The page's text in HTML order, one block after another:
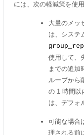
には、次の軽減策を使
大量のメッ
は、システ
使用して、
までの追加
ループから
の 1 時間以
は、デフォ
可能な場合
理される前